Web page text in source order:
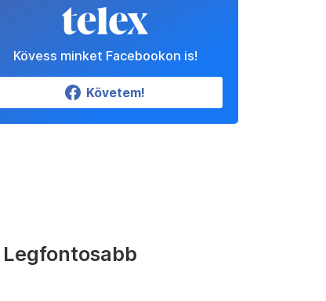
Kövess minket Facebookon is!
Követem!
Legfontosabb